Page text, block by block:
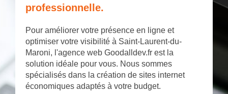
professionnelle.
Pour améliorer votre présence en ligne et
optimiser votre visibilité à Saint-Laurent-du-
Maroni, l'agence web Goodalldev.fr est la
solution idéale pour vous. Nous sommes
spécialisés dans la création de sites internet
économiques adaptés à votre budget.